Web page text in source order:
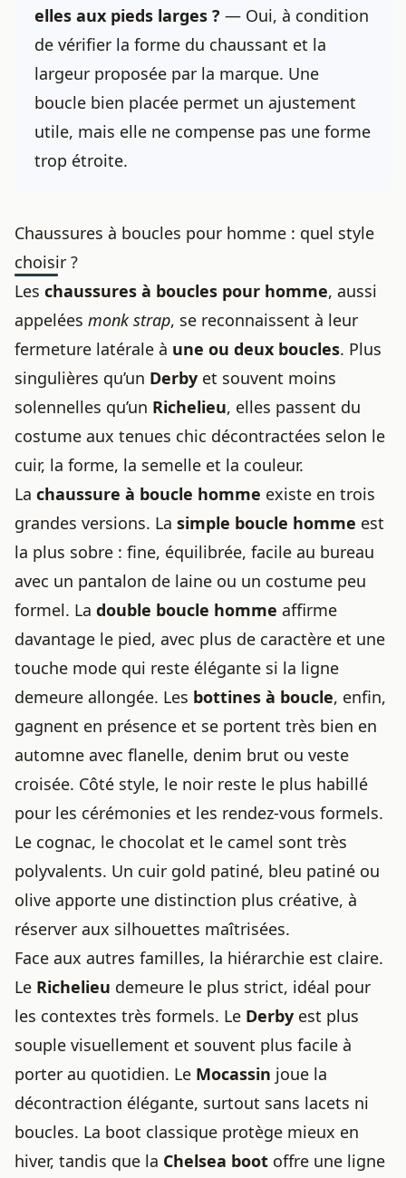
elles aux pieds larges ? — Oui, à condition
de vérifier la forme du chaussant et la
largeur proposée par la marque. Une
boucle bien placée permet un ajustement
utile, mais elle ne compense pas une forme
trop étroite.
Chaussures à boucles pour homme : quel style
choisir ?
Les chaussures à boucles pour homme, aussi
appelées monk strap, se reconnaissent à leur
fermeture latérale à une ou deux boucles. Plus
singulières qu’un Derby et souvent moins
solennelles qu’un Richelieu, elles passent du
costume aux tenues chic décontractées selon le
cuir, la forme, la semelle et la couleur.
La chaussure à boucle homme existe en trois
grandes versions. La simple boucle homme est
la plus sobre : fine, équilibrée, facile au bureau
avec un pantalon de laine ou un costume peu
formel. La double boucle homme affirme
davantage le pied, avec plus de caractère et une
touche mode qui reste élégante si la ligne
demeure allongée. Les bottines à boucle, enfin,
gagnent en présence et se portent très bien en
automne avec flanelle, denim brut ou veste
croisée. Côté style, le noir reste le plus habillé
pour les cérémonies et les rendez-vous formels.
Le cognac, le chocolat et le camel sont très
polyvalents. Un cuir gold patiné, bleu patiné ou
olive apporte une distinction plus créative, à
réserver aux silhouettes maîtrisées.
Face aux autres familles, la hiérarchie est claire.
Le Richelieu demeure le plus strict, idéal pour
les contextes très formels. Le Derby est plus
souple visuellement et souvent plus facile à
porter au quotidien. Le Mocassin joue la
décontraction élégante, surtout sans lacets ni
boucles. La boot classique protège mieux en
hiver, tandis que la Chelsea boot offre une ligne